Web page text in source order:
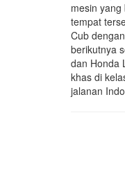
mesin
tempat
Cub
berikutnya
dan Honda
khas di
jalanan